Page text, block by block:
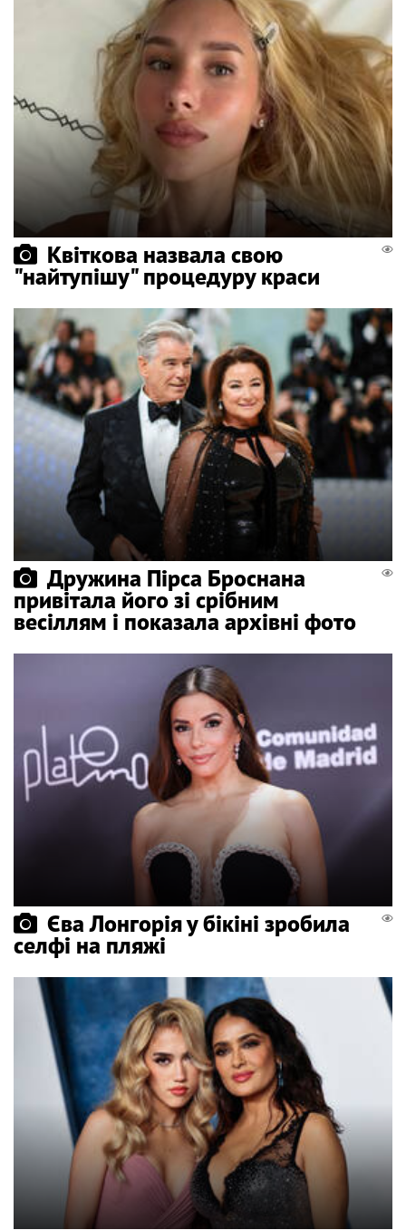
Квіткова назвала свою
"найтупішу" процедуру краси
Дружина Пірса Броснана
привітала його зі срібним
весіллям і показала архівні фото
Єва Лонгорія у бікіні зробила
селфі на пляжі